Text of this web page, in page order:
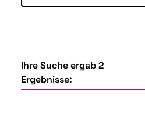
Ihre Suche ergab 2
Ergebnisse: